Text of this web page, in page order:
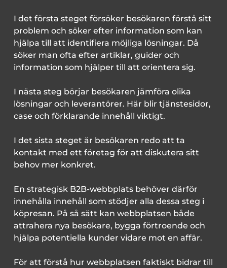
I det första steget försöker besökaren förstå sitt
problem och söker efter information som kan
hjälpa till att identifiera möjliga lösningar. Då
söker man ofta efter artiklar, guider och
information som hjälper till att orientera sig.
I nästa steg börjar besökaren jämföra olika
lösningar och leverantörer. Här blir tjänstesidor,
case och förklarande innehåll viktigt.
I det sista steget är besökaren redo att ta
kontakt med ett företag för att diskutera sitt
behov mer konkret.
En strategisk B2B-webbplats behöver därför
innehålla innehåll som stödjer alla dessa steg i
köpresan. På så sätt kan webbplatsen både
attrahera nya besökare, bygga förtroende och
hjälpa potentiella kunder vidare mot en affär.
För att förstå hur webbplatsen faktiskt bidrar till